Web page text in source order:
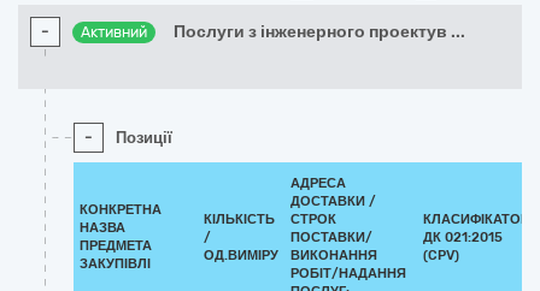
- Активний Послуги з інженерного проектув ...
- Позиції
КОНКРЕТНА
НАЗВА
ПРЕДМЕТА
ЗАКУПІВЛІ
КІЛЬКІСТЬ
/
ОД.ВИМІРУ
АДРЕСА
ДОСТАВКИ /
СТРОК
ПОСТАВКИ/
ВИКОНАННЯ
РОБІТ/НАДАННЯ
КЛАСИФІКАТОР
ДК 021:2015
(CPV)